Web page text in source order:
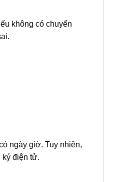
không có chuyển
ngày giờ. Tuy nhiên,
ký điện tử.